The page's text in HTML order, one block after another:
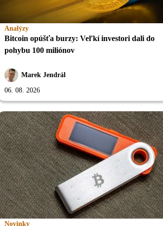
Analýzy
Bitcoin opúšťa burzy: Veľkí investori dali do
pohybu 100 miliónov
Marek Jendrál
06. 08. 2026
Novinky